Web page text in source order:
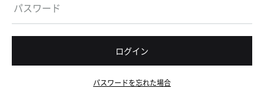
ログイン
パスワードを忘れた場合